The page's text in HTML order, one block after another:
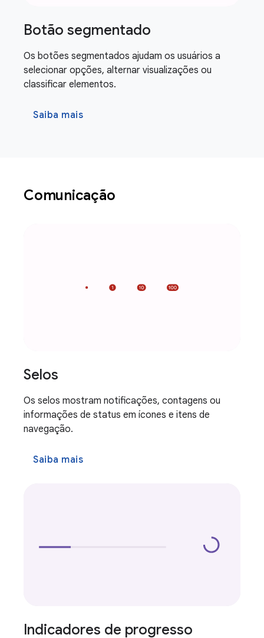
Botão segmentado
Os botões segmentados ajudam os usuários a
selecionar opções, alternar visualizações ou
classificar elementos.
Saiba mais
Comunicação
Selos
Os selos mostram notificações, contagens ou
informações de status em ícones e itens de
navegação.
Saiba mais
Indicadores de progresso